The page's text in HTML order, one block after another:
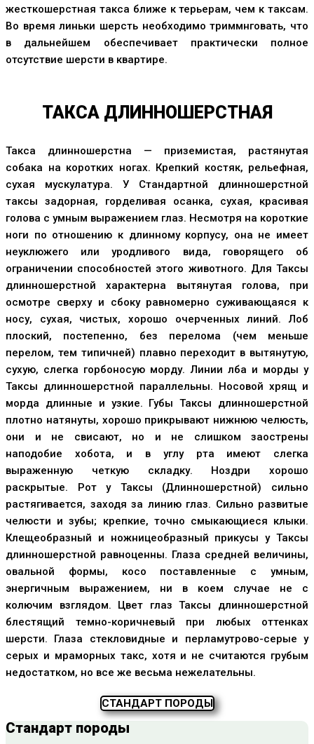
жесткошерстная такса ближе к терьерам, чем к таксам.
Во время линьки шерсть необходимо триммнговать, что
в дальнейшем обеспечивает практически полное
отсутствие шерсти в квартире.
ТАКСА ДЛИННОШЕРСТНАЯ
Такса длинношерстна — приземистая, растянутая
собака на коротких ногах. Крепкий костяк, рельефная,
сухая мускулатура. У Стандартной длинношерстной
таксы задорная, горделивая осанка, сухая, красивая
голова с умным выражением глаз. Несмотря на короткие
ноги по отношению к длинному корпусу, она не имеет
неуклюжего или уродливого вида, говорящего об
ограничении способностей этого животного. Для Таксы
длинношерстной характерна вытянутая голова, при
осмотре сверху и сбоку равномерно суживающаяся к
носу, сухая, чистых, хорошо очерченных линий. Лоб
плоский, постепенно, без перелома (чем меньше
перелом, тем типичней) плавно переходит в вытянутую,
сухую, слегка горбоносую морду. Линии лба и морды у
Таксы длинношерстной параллельны. Носовой хрящ и
морда длинные и узкие. Губы Таксы длинношерстной
плотно натянуты, хорошо прикрывают нижнюю челюсть,
они и не свисают, но и не слишком заострены
наподобие хобота, и в углу рта имеют слегка
выраженную четкую складку. Ноздри хорошо
раскрытые. Рот у Таксы (Длинношерстной) сильно
растягивается, заходя за линию глаз. Сильно развитые
челюсти и зубы; крепкие, точно смыкающиеся клыки.
Клещеобразный и ножницеобразный прикусы у Таксы
длинношерстной равноценны. Глаза средней величины,
овальной формы, косо поставленные с умным,
энергичным выражением, ни в коем случае не с
колючим взглядом. Цвет глаз Таксы длинношерстной
блестящий темно-коричневый при любых оттенках
шерсти. Глаза стекловидные и перламутрово-серые у
серых и мраморных такс, хотя и не считаются грубым
недостатком, но все же весьма нежелательны.
СТАНДАРТ ПОРОДЫ
Стандарт породы